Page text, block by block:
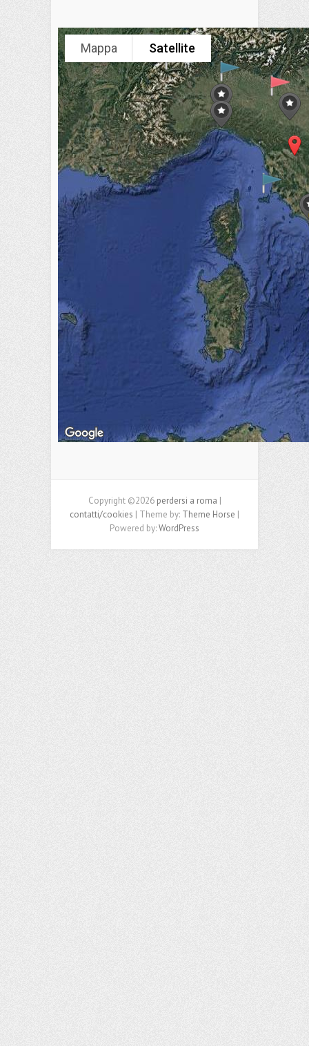
Mappa Satellite
Copyright ©2026 perdersi a roma |
contatti/cookies | Theme by: Theme Horse |
Powered by:WordPress